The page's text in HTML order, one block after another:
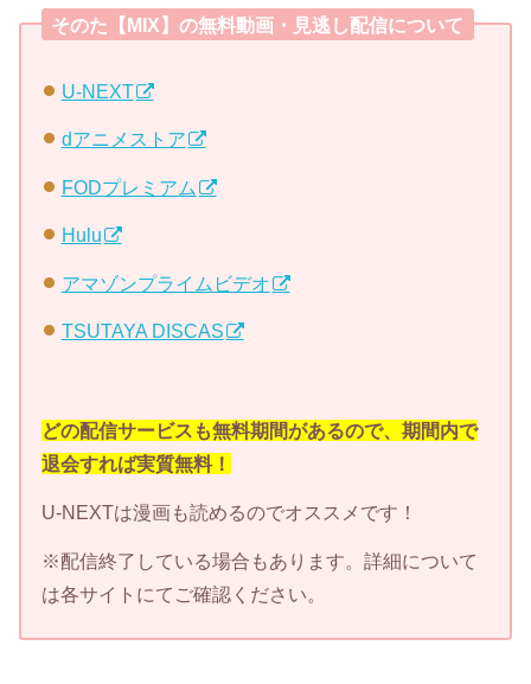
そのた【MIX】の無料動画・見逃し配信について
U-NEXT
dアニメストア
FODプレミアム
Hulu
アマゾンプライムビデオ
TSUTAYA DISCAS
どの配信サービスも無料期間があるので、期間内で
退会すれば実質無料！
U-NEXTは漫画も読めるのでオススメです！
※配信終了している場合もあります。詳細について
は各サイトにてご確認ください。